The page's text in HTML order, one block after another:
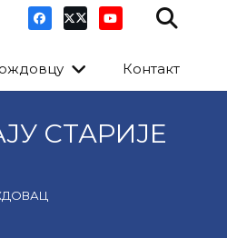
Контакт
СТАРИЈЕ